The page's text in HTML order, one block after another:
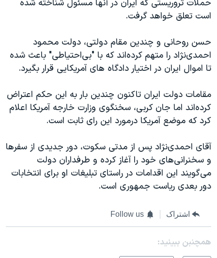
حملات تروریستی که ایران در آنها مسئول شناخته شده
است تعلق خواهد گرفت.
حسن روحانی و چندین مقام دولتی، دولت محمود
احمدی‌نژاد را متهم کرده‌اند که با "بی‌احتیاطی" باعث شده
تا اموال ایران در اختیار دادگاه های آمریكایی قرار بگیرد.
مقامات دولت ایران تاکنون چندین بار به این حکم اعتراض
کرده‌اند اما جان کربی، سخنگوی وزارت خارجه آمریکا اعلام
کرد که موضع آمریکا درمورد این رای ثابت است.
آقای احمدی‌نژاد پس از مدتی سکوت، دور جدیدی از سفرها
و سخنرانی‌های خود را آغاز کرده و طرفداران دولت
می‌گویند این اقدامات در راستای تبلیغات او برای انتخابات
دور بعدی ریاست جمهوری است.
اشتراک Follow us
همچنبن ببینید: